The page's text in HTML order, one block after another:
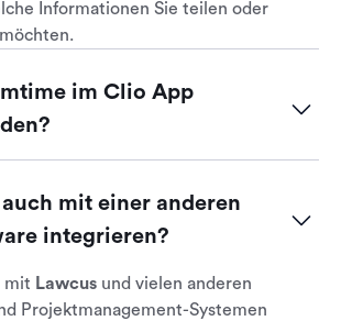
Informationen Sie teilen oder
im Clio App
Sie können entweder von dort aus
Account erstellen und die App von
Website herunterladen. Starten
14-tägige kostenlose Testphase.
auch mit einer anderen
integrieren?
mit Lawcus und vielen anderen
Projektmanagement-Systemen